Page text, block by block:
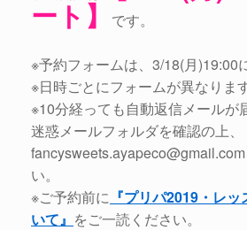
ート】 です。
※予約フォームは、3/18(月)19:00
※日時ごとにフォームが異なります
※10分経っても自動返信メールが
迷惑メールフォルダを確認の上、
い。
※ご予約前に 『プリパ2019・レ
いて』 をご一読ください。